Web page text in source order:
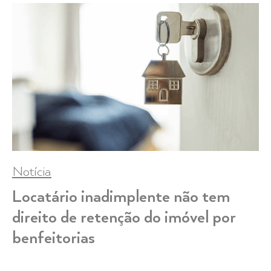
Notícia
Locatário inadimplente não tem
direito de retenção do imóvel por
benfeitorias